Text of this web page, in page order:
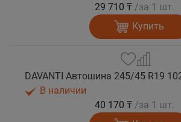
29 710 ₸ /за 1 шт.
Купить
В наличии
40 170 ₸ /за 1 шт.